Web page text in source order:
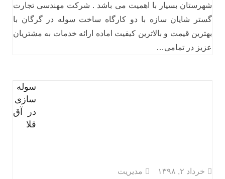
شهرستان بسیار با اهمیت می باشد . شرکت مهندسی تجارت
گستر شایان سازه با دو کارگاه ساخت سوله در گرگان با
بهترین قیمت و بالاترین کیفیت اماده ارائه خدمات به مشتریان
عزیز در تمامی…
سوله
سازی
در آق
قلا
خرداد ۲, ۱۳۹۸
مدیریت